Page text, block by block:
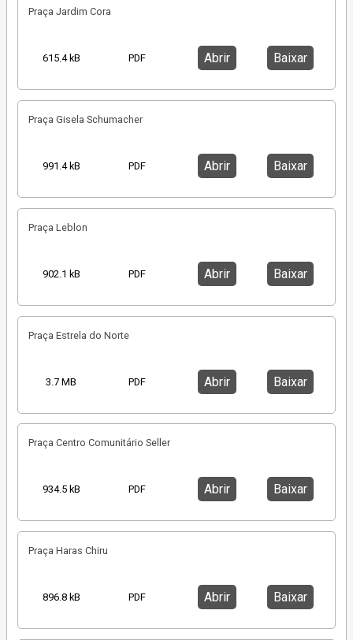
Praça Jardim Cora
615.4 kB PDF Abrir Baixar
Praça Gisela Schumacher
991.4 kB PDF Abrir Baixar
Praça Leblon
902.1 kB PDF Abrir Baixar
Praça Estrela do Norte
3.7 MB PDF Abrir Baixar
Praça Centro Comunitário Seller
934.5 kB PDF Abrir Baixar
Praça Haras Chiru
896.8 kB PDF Abrir Baixar